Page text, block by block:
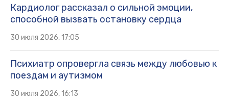
Кардиолог рассказал о сильной эмоции,
способной вызвать остановку сердца
30 июля 2026, 17:05
Психиатр опровергла связь между любовью к
поездам и аутизмом
30 июля 2026, 16:13